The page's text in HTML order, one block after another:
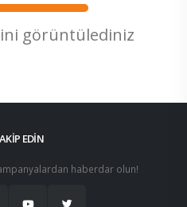
görüntülediniz
EDİN
haberdar olun!